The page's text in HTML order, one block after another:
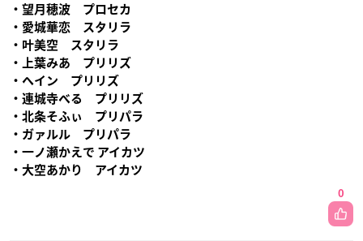
・望月穂波 プロセカ
・愛城華恋 スタリラ
・叶美空 スタリラ
・上葉みあ プリリズ
・ヘイン プリリズ
・連城寺べる プリリズ
・北条そふぃ プリパラ
・ガァルル プリパラ
・一ノ瀬かえで アイカツ
・大空あかり アイカツ
0